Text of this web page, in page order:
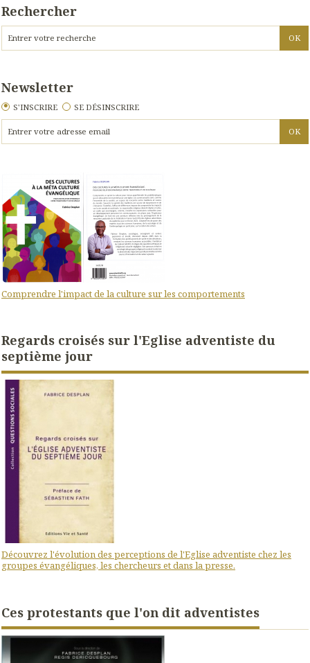
Rechercher
Newsletter
S'INSCRIRE SE DÉSINSCRIRE
Comprendre l'impact de la culture sur les comportements
Regards croisés sur l'Eglise adventiste du
septième jour
Découvrez l'évolution des perceptions de l'Eglise adventiste chez les
groupes évangéliques, les chercheurs et dans la presse.
Ces protestants que l'on dit adventistes